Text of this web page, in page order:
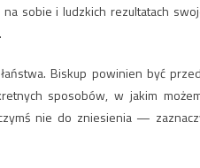
sobie i ludzkich rezultatach
Biskup powinien być
sposobów, w jakim
nie do zniesienia —